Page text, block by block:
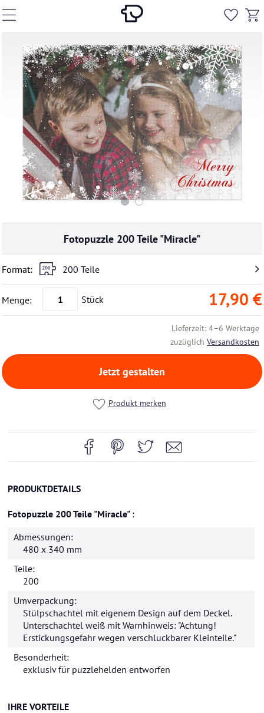
Fotopuzzle 200 Teile "Miracle"
200 Teile
Stück 17,90 €
Lieferzeit: 4–6 Werktage
zuzüglich Versandkosten
Jetzt gestalten
Produkt merken
IHRE VORTEILE
PRODUKTDETAILS
Fotopuzzle 200 Teile "Miracle"
Abmessungen:
480 x 340 mm
Teile:
200
Umverpackung:
Stülpschachtel mit eigenem Design auf dem Deckel.
Unterschachtel weiß mit Warnhinweis: "Achtung!
Erstickungsgefahr wegen verschluckbarer Kleinteile."
Besonderheit:
exklusiv für puzzlehelden entworfen